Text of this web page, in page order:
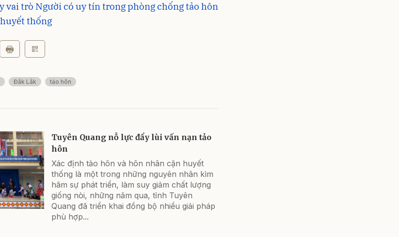
vai trò Người có uy tín trong phòng chống tảo hôn
thống
Đắk Lắk tảo hôn
Tuyên Quang nỗ lực đẩy lùi vấn nạn tảo
hôn
Xác định tảo hôn và hôn nhân cận huyết
thống là một trong những nguyên nhân kìm
hãm sự phát triển, làm suy giảm chất lượng
giống nòi, những năm qua, tỉnh Tuyên
Quang đã triển khai đồng bộ nhiều giải pháp
phù hợp...